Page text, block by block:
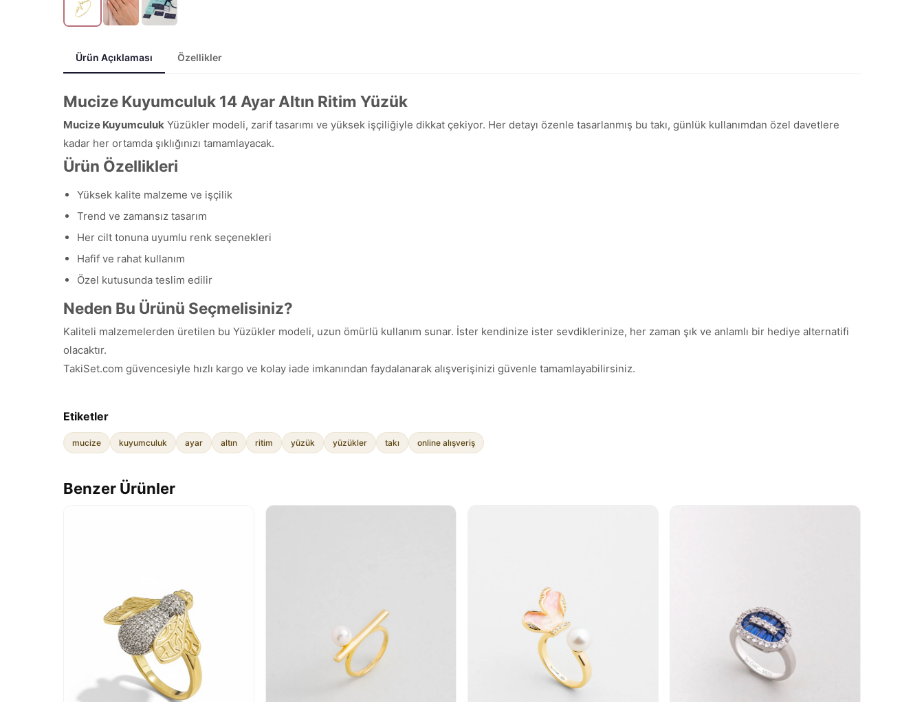
Ürün Açıklaması Özellikler
Mucize Kuyumculuk 14 Ayar Altın Ritim Yüzük
Mucize Kuyumculuk Yüzükler modeli, zarif tasarımı ve yüksek işçiliğiyle dikkat çekiyor. Her detayı özenle tasarlanmış bu takı, günlük kullanımdan özel davetlere
kadar her ortamda şıklığınızı tamamlayacak.
Ürün Özellikleri
Yüksek kalite malzeme ve işçilik
Trend ve zamansız tasarım
Her cilt tonuna uyumlu renk seçenekleri
Hafif ve rahat kullanım
Özel kutusunda teslim edilir
Neden Bu Ürünü Seçmelisiniz?
Kaliteli malzemelerden üretilen bu Yüzükler modeli, uzun ömürlü kullanım sunar. İster kendinize ister sevdiklerinize, her zaman şık ve anlamlı bir hediye alternatifi
olacaktır.
TakiSet.com güvencesiyle hızlı kargo ve kolay iade imkanından faydalanarak alışverişinizi güvenle tamamlayabilirsiniz.
Etiketler
mucize kuyumculuk ayar altın ritim yüzük yüzükler takı online alışveriş
Benzer Ürünler